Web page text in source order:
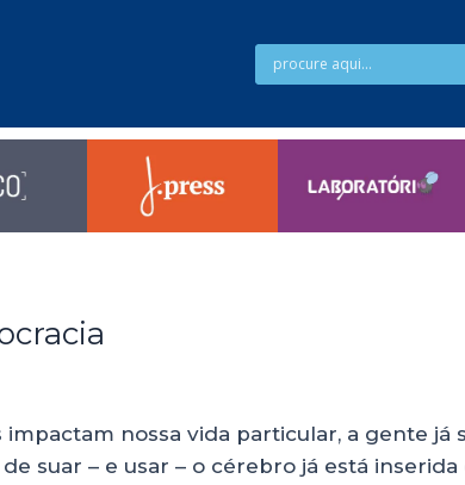
nossa vida particular, a gente já
suar – e usar – o cérebro já está